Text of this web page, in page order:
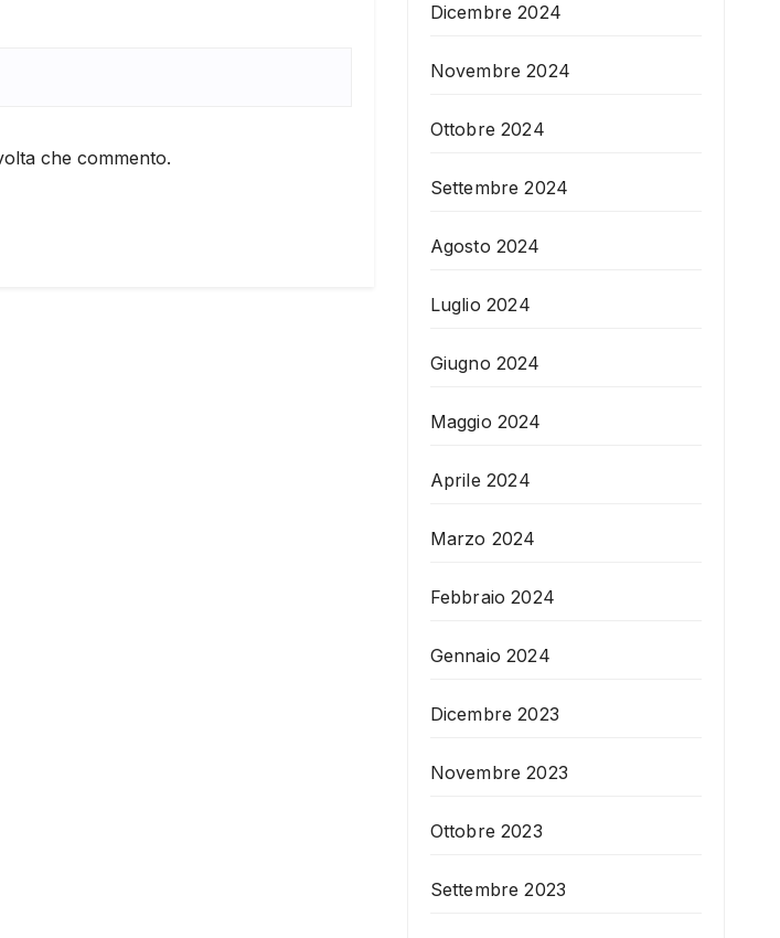
che commento.
Dicembre 2024
Novembre 2024
Ottobre 2024
Settembre 2024
Agosto 2024
Luglio 2024
Giugno 2024
Maggio 2024
Aprile 2024
Marzo 2024
Febbraio 2024
Gennaio 2024
Dicembre 2023
Novembre 2023
Ottobre 2023
Settembre 2023